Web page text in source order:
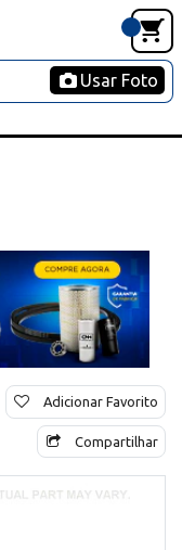
Usar Foto
Adicionar Favorito
Compartilhar